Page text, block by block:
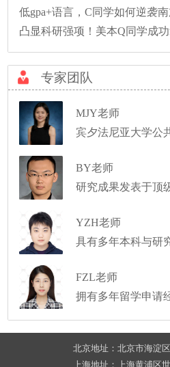
低gpa+语言，C同学如何逆袭
专家团队
MJY老师
宾夕法尼亚大学公
BY老师
研究成果发表于顶
YZH老师
FZL老师
拥有多年留学申请
北京地址：北京市海淀
上海地址：上海黄浦区